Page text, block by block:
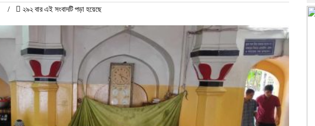
২৯২ বার এই সংবাদটি পড়া হয়েছে